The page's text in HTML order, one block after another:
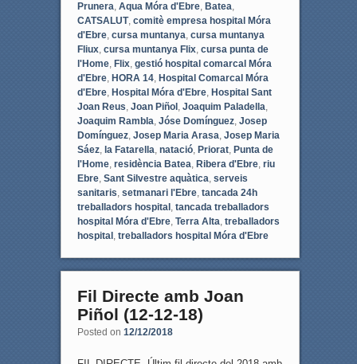
Prunera, Aqua Móra d'Ebre, Batea,
CATSALUT, comitè empresa hospital Móra
d'Ebre, cursa muntanya, cursa muntanya
Fliux, cursa muntanya Flix, cursa punta de
l'Home, Flix, gestió hospital comarcal Móra
d'Ebre, HORA 14, Hospital Comarcal Móra
d'Ebre, Hospital Móra d'Ebre, Hospital Sant
Joan Reus, Joan Piñol , Joaquim Paladella,
Joaquim Rambla, Jóse Domínguez, Josep
Domínguez, Josep Maria Arasa, Josep Maria
Sáez, la Fatarella, natació, Priorat, Punta de
l'Home, residència Batea, Ribera d'Ebre, riu
Ebre, Sant Silvestre aquàtica, serveis
sanitaris, setmanari l'Ebre, tancada 24h
treballadors hospital , tancada treballadors
hospital Móra d'Ebre, Terra Alta, treballadors
hospital , treballadors hospital Móra d'Ebre
Fil Directe amb Joan
Piñol (12-12-18)
Posted on 12/12/2018